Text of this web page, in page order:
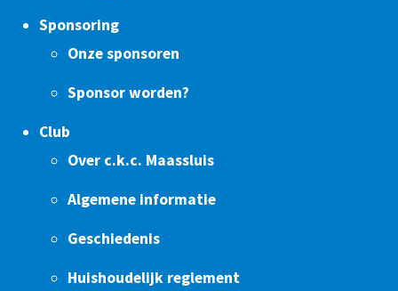
Sponsoring
Onze sponsoren
Sponsor worden?
Club
Over c.k.c. Maassluis
Algemene informatie
Geschiedenis
Huishoudelijk reglement